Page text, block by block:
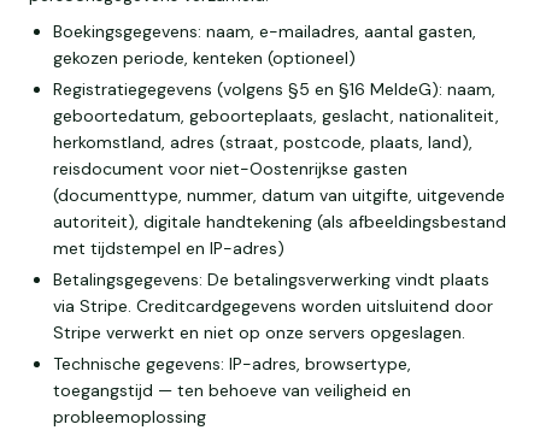
Boekingsgegevens: naam, e-mailadres, aantal gasten,
gekozen periode, kenteken (optioneel)
Registratiegegevens (volgens §5 en §16 MeldeG): naam,
geboortedatum, geboorteplaats, geslacht, nationaliteit,
herkomstland, adres (straat, postcode, plaats, land),
reisdocument voor niet-Oostenrijkse gasten
(documenttype, nummer, datum van uitgifte, uitgevende
autoriteit), digitale handtekening (als afbeeldingsbestand
met tijdstempel en IP-adres)
Betalingsgegevens: De betalingsverwerking vindt plaats
via Stripe. Creditcardgegevens worden uitsluitend door
Stripe verwerkt en niet op onze servers opgeslagen.
Technische gegevens: IP-adres, browsertype,
toegangstijd — ten behoeve van veiligheid en
probleemoplossing